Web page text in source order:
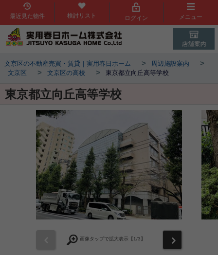
最近見た物件 検討リスト ログイン メニュー
文京区の不動産売買・賃貸｜実用春日ホーム > 周辺施設案内 >
文京区 > 文京区の高校 > 東京都立向丘高等学校
東京都立向丘高等学校
画像タップで拡大表示【 1/3】